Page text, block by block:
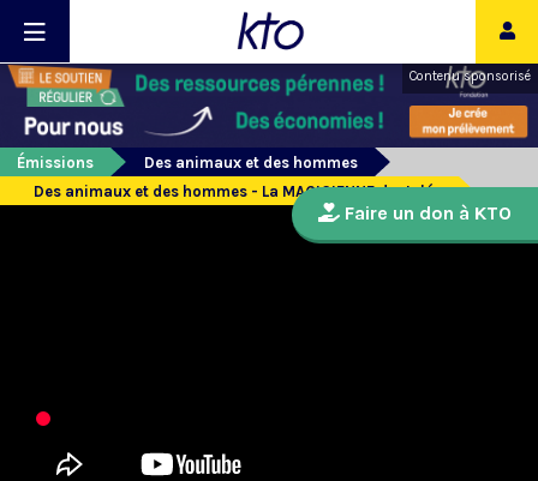
Contenu sponsorisé
Émissions
Des animaux et des hommes
Des animaux et des hommes - La MAGICIENNE dentelée
Faire un don à KTO